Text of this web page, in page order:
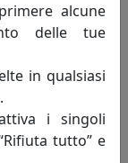
sono
incarnano lo
che da oltre
evoluzioni del
un costante
e del servizio
le esigenze di
alcune
delle tue
in qualsiasi
i singoli
tutto” e